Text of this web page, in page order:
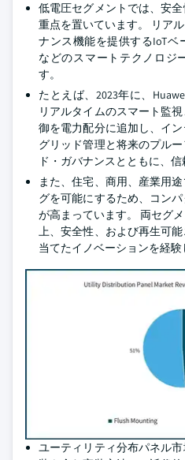
低電圧セグメントでは、安
重点を置いています。 リア
ナンス機能を提供するIoT
などのスマートテクノロジ
す。
たとえば、2023年に、
リアルタイムのスマート監
御を電力配分に追加し、イ
グリッド管理と将来のプル
ド・ガバナンスとともに、
また、住宅、商用、産業用
グを可能にするため、コン
が高まっています。 両セグ
上、安全性、および再生可
当てたイノベーションを経験
ユーティリティ分布パネル